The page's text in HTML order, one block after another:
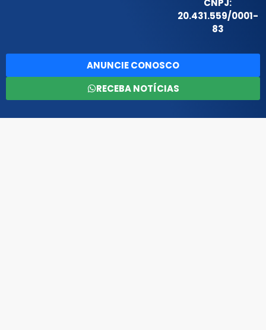
20.431.559/0001-
83
ANUNCIE CONOSCO
RECEBA NOTÍCIAS